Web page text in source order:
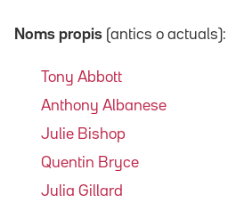
Noms propis (antics o actuals):
Tony Abbott
Anthony Albanese
Julie Bishop
Quentin Bryce
Julia Gillard